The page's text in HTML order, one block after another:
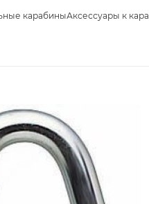
карабиныАксессуары к